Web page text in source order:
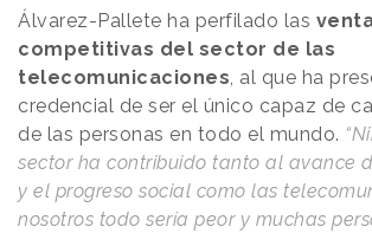
Álvarez-Pallete ha perfilado las
competitivas del sector de las
telecomunicaciones, al que ha
credencial de ser el único capaz de
de las personas en todo el mundo.
sector ha contribuido tanto al avance
y el progreso social como las
nosotros todo sería peor y muchas